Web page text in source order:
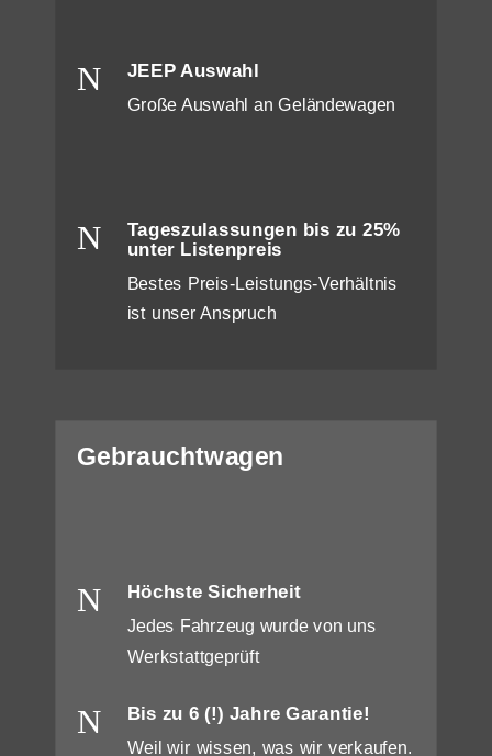
N JEEP Auswahl
Große Auswahl an Geländewagen
N
Tageszulassungen bis zu 25%
unter Listenpreis
Bestes Preis-Leistungs-Verhältnis
ist unser Anspruch
Gebrauchtwagen
N Höchste Sicherheit
Jedes Fahrzeug wurde von uns
Werkstattgeprüft
N Bis zu 6 (!) Jahre Garantie!
Weil wir wissen, was wir verkaufen.